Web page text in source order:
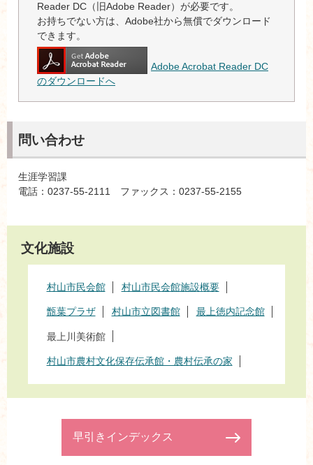
Reader DC（旧Adobe Reader）が必要です。
お持ちでない方は、Adobe社から無償でダウンロード
できます。
Adobe Acrobat Reader DC
のダウンロードへ
問い合わせ
生涯学習課
電話：0237-55-2111 ファックス：0237-55-2155
文化施設
村山市民会館 村山市民会館施設概要
甑葉プラザ 村山市立図書館 最上徳内記念館
最上川美術館
村山市農村文化保存伝承館・農村伝承の家
早引きインデックス